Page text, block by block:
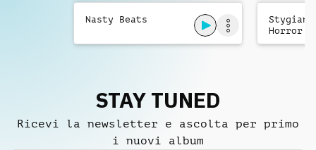
Nasty Beats
Horror
STAY TUNED
Ricevi la newsletter e ascolta per primo
i nuovi album